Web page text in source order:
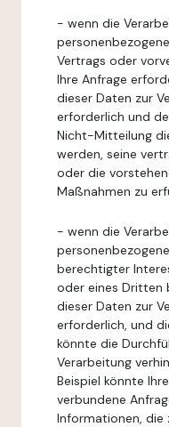
- wenn die
Vertrags oder
Ihre Anfrage
dieser Daten zur
erforderlich und
Nicht-Mitteilung
werden, seine
oder die
Maßnahmen zu
- wenn die
berechtigter
oder eines Dritten
dieser Daten zur
erforderlich, und
könnte die
Verarbeitung
Beispiel könnte
verbundene
Informationen, die